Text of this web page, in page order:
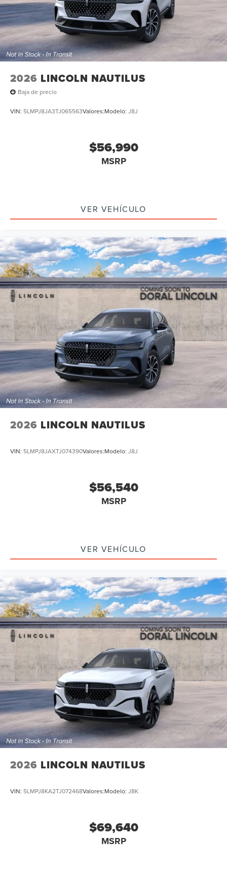
2026 LINCOLN NAUTILUS
Baja de precio
VIN: 5LMPJ8JA3TJ065563Valores:Modelo: J8J
$56,990
MSRP
VER VEHÍCULO
2026 LINCOLN NAUTILUS
VIN: 5LMPJ8JAXTJ074390Valores:Modelo: J8J
$56,540
MSRP
VER VEHÍCULO
2026 LINCOLN NAUTILUS
VIN: 5LMPJ8KA2TJ072468Valores:Modelo: J8K
$69,640
MSRP